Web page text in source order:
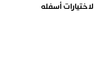
أسفله